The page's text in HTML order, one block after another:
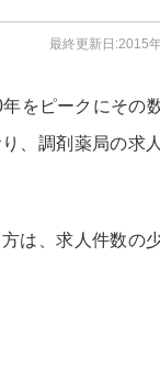
最終更新日:2015
をピークにその
、調剤薬局の求
は、求人件数の